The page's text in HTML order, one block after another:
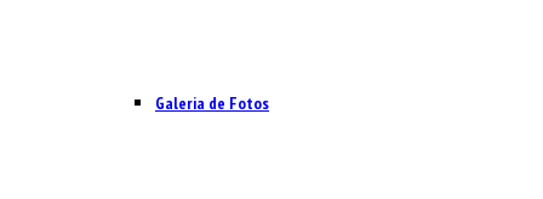
Galeria de Fotos